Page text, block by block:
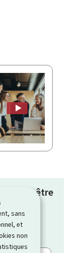
sans
et
non
vous être